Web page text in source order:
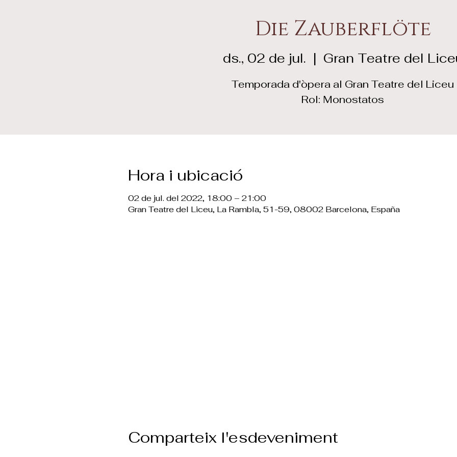
Die Zauberflöte
ds., 02 de jul.
  |
Gran Teatre del
Temporada d'òpera al Gran Teatre del Liceu
Rol: Monostatos
Hora i ubicació
02 de jul. del 2022, 18:00 – 21:00
Gran Teatre del Liceu, La Rambla, 51-59, 08002 Barcelona, España
Comparteix l'esdeveniment